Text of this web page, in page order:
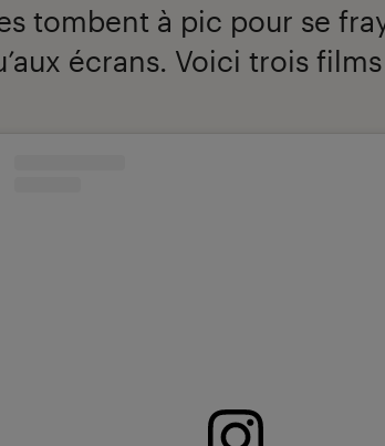
tombent à pic pour se
écrans. Voici trois